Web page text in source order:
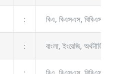
: বিএ, বিএসএস, বিবিএস,
: বাংলা, ইংরেজি, অর্থনীতি,